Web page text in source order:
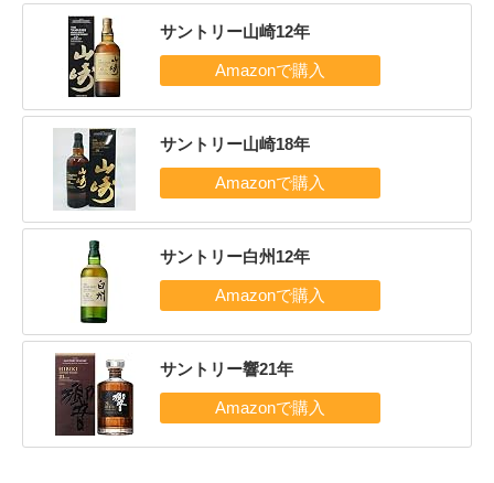
サントリー山崎12年
サントリー山崎18年
サントリー白州12年
サントリー響21年